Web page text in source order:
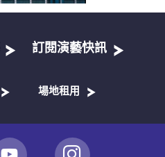
訂閱演藝快訊
場地租用